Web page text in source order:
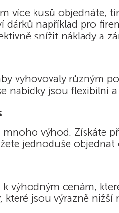
více kusů objednáte,
například pro
snížit náklady a
vyhovovaly různým
nabídky jsou flexibilní
výhod. Získáte
jednoduše
výhodným cenám,
jsou výrazně